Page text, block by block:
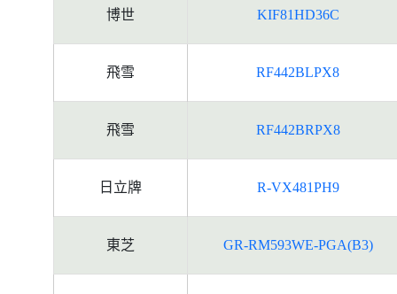
博世 KIF81HD36C
飛雪 RF442BLPX8
飛雪 RF442BRPX8
日立牌 R-VX481PH9
東芝 GR-RM593WE-PGA(B3)